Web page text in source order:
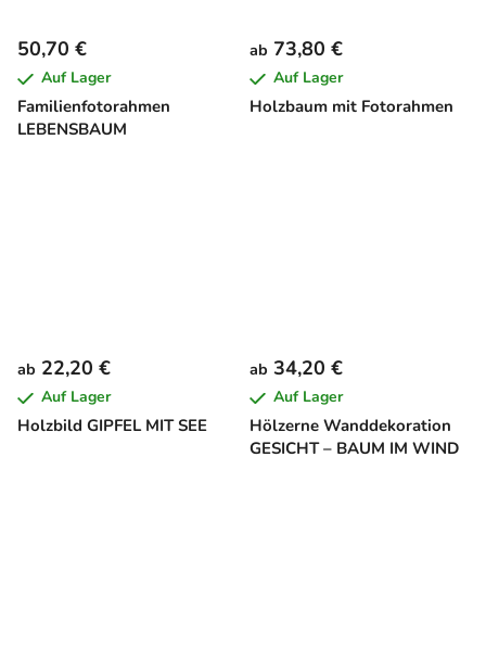
Familienfotorahmen
LEBENSBAUM
50,70 €
Auf Lager
Holzbaum mit Fotorahmen
ab 73,80 €
Auf Lager
Holzbild GIPFEL MIT SEE
ab 22,20 €
Auf Lager
Hölzerne Wanddekoration
GESICHT – BAUM IM WIND
ab 34,20 €
Auf Lager